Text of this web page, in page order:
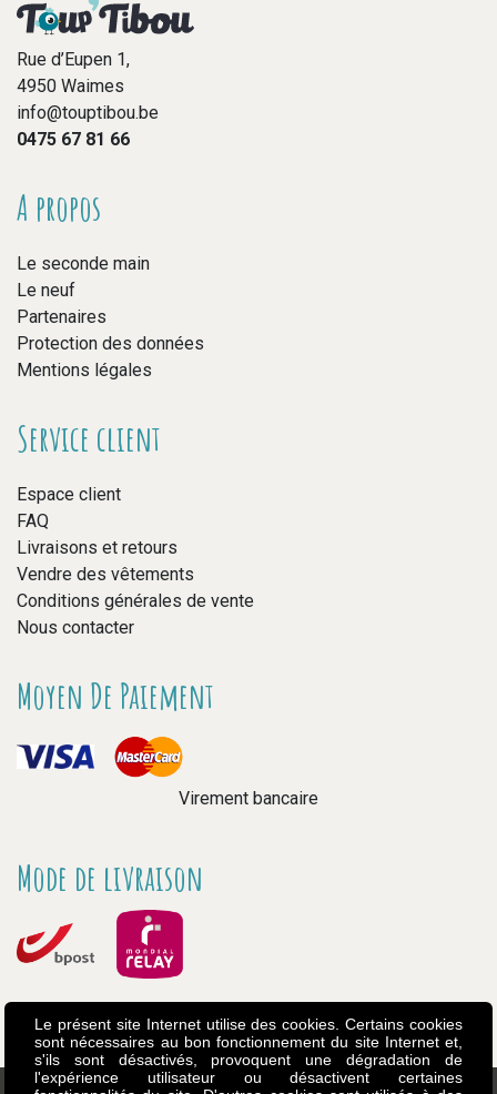
Rue d’Eupen 1,
4950 Waimes
info@touptibou.be
0475 67 81 66
A propos
Le seconde main
Le neuf
Partenaires
Protection des données
Mentions légales
Service client
Espace client
FAQ
Livraisons et retours
Vendre des vêtements
Conditions générales de vente
Nous contacter
Moyen De Paiement
Virement bancaire
Mode de livraison
Le présent site Internet utilise des cookies. Certains cookies
sont nécessaires au bon fonctionnement du site Internet et,
s'ils sont désactivés, provoquent une dégradation de
l'expérience utilisateur ou désactivent certaines